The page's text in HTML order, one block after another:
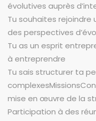
évolutives auprès
Tu souhaites
des perspectives
Tu as un esprit
à entreprendre
Tu sais structurer ta
mise en œuvre de la
Participation à des